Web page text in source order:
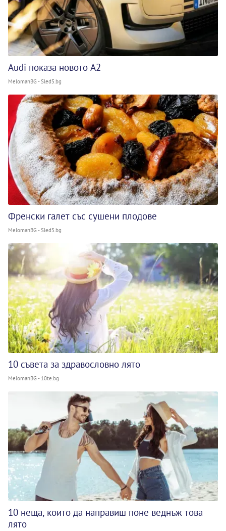
Audi показа новото A2
MelomanBG - Sled5.bg
Френски галет със сушени плодове
MelomanBG - Sled5.bg
10 съвета за здравословно лято
MelomanBG - 10te.bg
10 неща, които да направиш поне веднъж това
лято